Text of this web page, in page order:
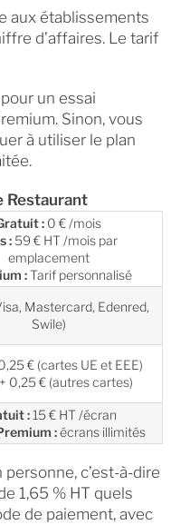
aux établissements
d’affaires. Le tarif
un essai
Sinon, vous
à utiliser le plan
Restaurant
: 0 € /mois
:59 € HT /mois par
emplacement
:Tarif personnalisé
Mastercard, Edenred,
Swile)
€ (cartes UE et EEE)
0,25 € (autres cartes)
:15 € HT /écran
:écrans illimités
c’est-à-dire
1,65 % HT quels
de paiement, avec